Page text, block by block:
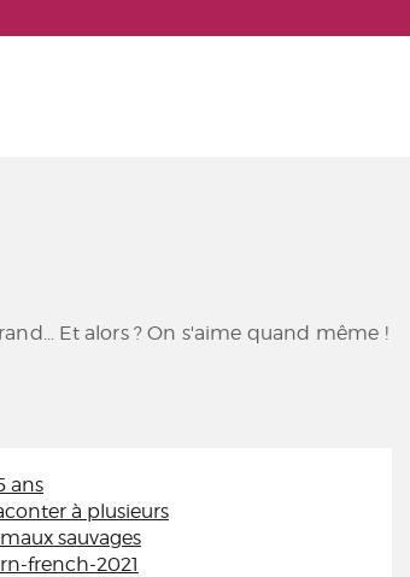
Et alors ? On s'aime quand même !
ans
à plusieurs
sauvages
french-2021